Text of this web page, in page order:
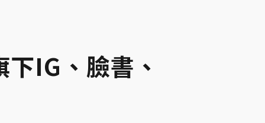
IG、臉書、